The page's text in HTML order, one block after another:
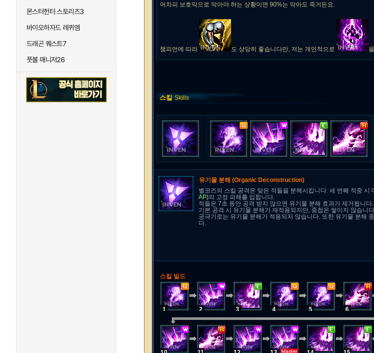
몬스터헌터 스토리즈3
바이오하자드 레퀴엠
드래곤 퀘스트7
풋볼 매니저26
어차피 보호막으로 막아야 하는 상황이면 90%는 막아도 죽거든요.
챔피언에 따라 도 상당히 좋습니다만, 저는 개인적으로
스킬Skills
유기물 분해 (Organic Deconstruction)
벨코즈의 스킬 공격은 맞은 적들을 분해시킵니다. 세 번째 적중
AP)의 고정 피해를 입힙니다.
적들은 7초 동안 공격 받지 않으면 유기물 분해 효과가 제거됩니다.
기본 공격 시 유기물 분해가 재적용되지만, 중첩은 쌓이지 않습니
궁극기로는 유기물 분해가 적용되지 않습니다. 또한 유기물 분해
다.
스킬 빌드
1 2 3 4 5 6